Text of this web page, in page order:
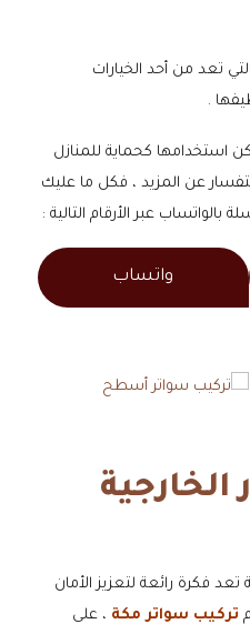
تعد من أحد الخيارات
.
استخدامها كحماية للمنازل
عن المزيد ، فكل ما عليك
بالواتساب عبر الأرقام التالية :
واتساب
الخارجية
تعد فكرة رائعة لتعزيز الأمان
تركيب سواتر مكة ، على